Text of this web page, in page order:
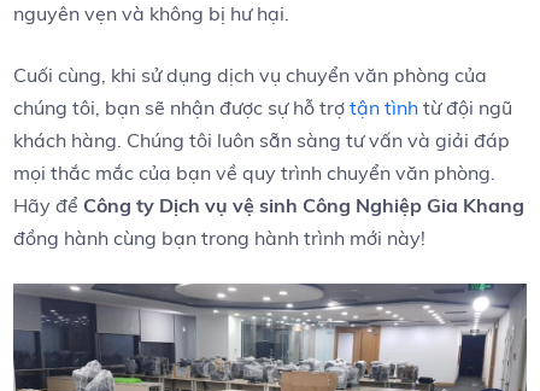
nguyên⁤ vẹn và ⁤không bị hư hại.
Cuối cùng, khi sử dụng dịch⁢ vụ chuyển văn phòng của⁢
chúng tôi, bạn sẽ nhận được sự hỗ trợtận tình từ đội ngũ
khách hàng. Chúng tôi luôn sẵn sàng tư vấn⁣ và giải đáp
mọi thắc‍ mắc của bạn về quy trình chuyển văn phòng.
Hãy để Công ty Dịch vụ vệ sinh Công Nghiệp⁢ Gia Khang
đồng hành cùng ⁢bạn trong​ hành trình mới này!